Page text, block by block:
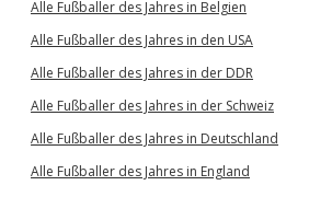
Alle Fußballer des Jahres in Belgien
Alle Fußballer des Jahres in den USA
Alle Fußballer des Jahres in der DDR
Alle Fußballer des Jahres in der Schweiz
Alle Fußballer des Jahres in Deutschland
Alle Fußballer des Jahres in England